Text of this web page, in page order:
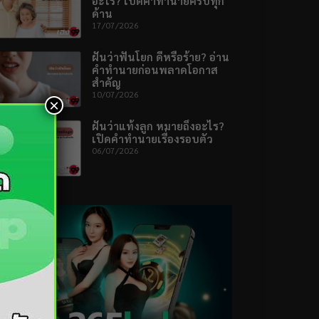
ด้าน
17/07/2026
ฝันว่าฟันโยก ดีหรือร้าย? อ่าน
คำทำนายก่อนพลาดโอกาส
สำคัญ
10/07/2026
ฝันว่าแท้งลูก หมายถึงอะไร?
เปิดคำทำนายเรื่องรอบตัว
06/07/2026
×